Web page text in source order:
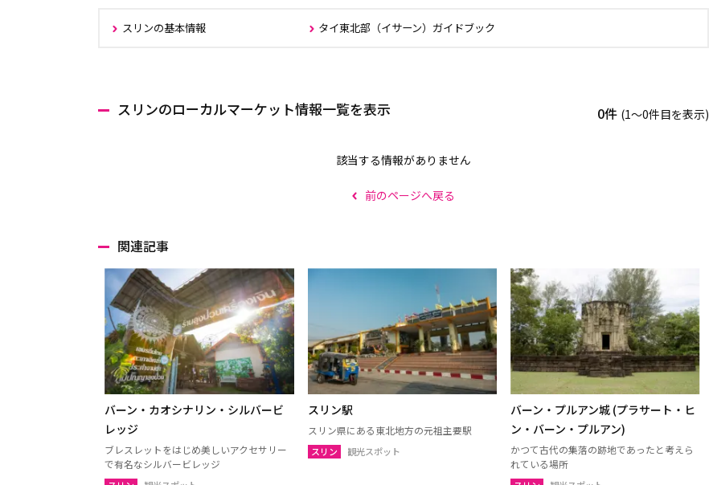
スリンの基本情報 タイ東北部（イサーン）ガイドブック
スリンのローカルマーケット情報一覧を表示 0件 (1〜0件目を表示)
該当する情報がありません
前のページへ戻る
関連記事
バーン・カオシナリン・シルバービ
レッジ
ブレスレットをはじめ美しいアクセサリー
で有名なシルバービレッジ
スリン駅
スリン県にある東北地方の元祖主要駅
スリン 観光スポット
バーン・プルアン城 (プラサート・ヒ
ン・バーン・プルアン)
かつて古代の集落の跡地であったと考えら
れている場所